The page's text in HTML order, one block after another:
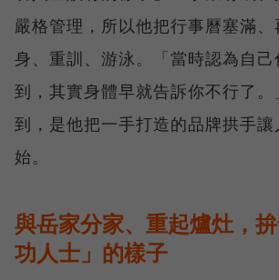
嚴格管理，所以他把行事曆塞滿、
身、重訓、游泳。「當時認為自
到，其實身體早就告訴你不行了
到，是他把一手打造的品牌拱手
始。
與岳家分家、重起爐灶，
功人士」的樣子